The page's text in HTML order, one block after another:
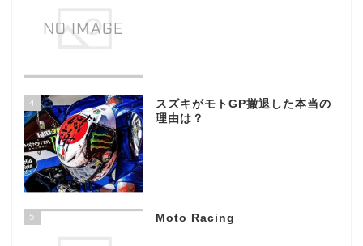
4
スズキがモトGP撤退した本当の
理由は？
5 Moto Racing